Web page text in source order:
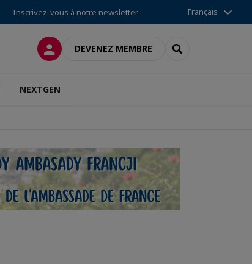
Inscrivez-vous à notre newsletter Français
CONNEXIONDEVENEZ MEMBRE RECHERCHER
NEXTGEN